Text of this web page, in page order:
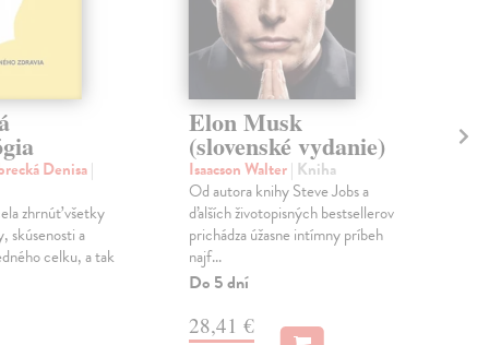
Denisa|
zhrnúť všetky
skúsenosti a
celku, a tak
Elon Musk
(slovenské vydanie)
Isaacson Walter| Kniha
Od autora knihy Steve Jobs a
ďalších životopisných bestsellerov
prichádza úžasne intímny príbeh
najf...
Do 5 dní
28,41 €